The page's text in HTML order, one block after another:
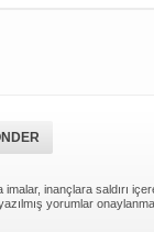
inançlara saldırı
yorumlar